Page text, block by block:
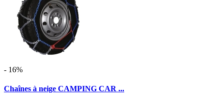
- 16%
Chaînes à neige CAMPING CAR ...